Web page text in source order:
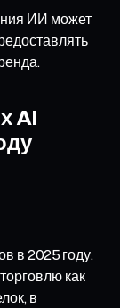
ИИ может
AI
в 2025 году.
как
в